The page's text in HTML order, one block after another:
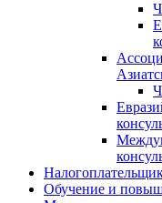
Обучение и